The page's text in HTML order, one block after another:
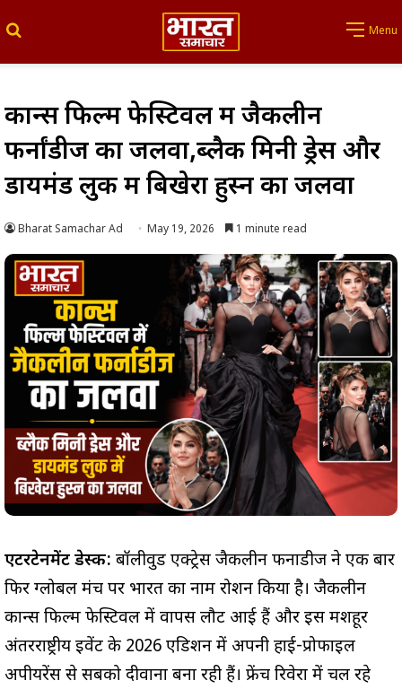
Menu
कान्स फिल्म फेस्टिवल में जैकलीन
फर्नांडीज का जलवा,ब्लैक मिनी ड्रेस और
डायमंड लुक में बिखेरा हुस्न का जलवा
Bharat Samachar Ad May 19, 2026 1 minute read
एंटरटेनमेंट डेस्क: बॉलीवुड एक्ट्रेस जैकलीन फर्नांडीज ने एक बार
फिर ग्लोबल मंच पर भारत का नाम रोशन किया है। जैकलीन
कान्स फिल्म फेस्टिवल में वापस लौट आई हैं और इस मशहूर
अंतरराष्ट्रीय इवेंट के 2026 एडिशन में अपनी हाई-प्रोफाइल
अपीयरेंस से सबको दीवाना बना रही हैं। फ्रेंच रिवेरा में चल रहे